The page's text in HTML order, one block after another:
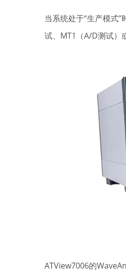
当系统处于“生产模式
试、MT1（A/D测试）
ATView7006的